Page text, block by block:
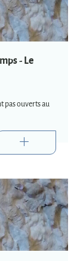
- Le
pas ouverts au